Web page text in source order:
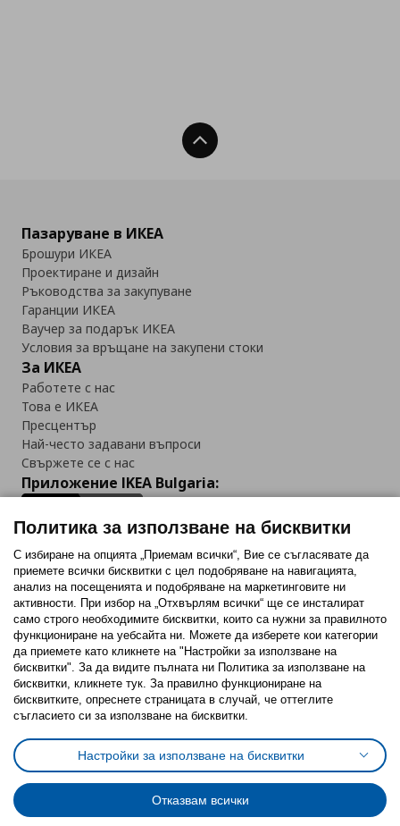
Нагоре
Пазаруване в ИКЕА
Брошури ИКЕА
Проектиране и дизайн
Ръководства за закупуване
Гаранции ИКЕА
Ваучер за подарък ИКЕА
Условия за връщане на закупени стоки
За ИКЕА
Работете с нас
Това е ИКЕА
Пресцентър
Най-често задавани въпроси
Свържете се с нас
Приложение IKEA Bulgaria:
Последвайте ни:
FacebookTwitterYoutubePinterestInstagram
Политика за използване на бисквитки (Cookies)
Избор на настройки за използване на бисквитки
Условия за ползване на ikea.bgОбща политика за личните данни
Политика за защита на личните данни на ikea.bg
Общи условия на програма IKEA Family
Политика за защита на лични данни на програма IKEA Family
Политика за използване на бисквитки
С избиране на опцията „Приемам всички“, Вие се съгласявате да
приемете всички бисквитки с цел подобряване на навигацията,
анализ на посещенията и подобряване на маркетинговите ни
активности. При избор на „Отхвърлям всички“ ще се инсталират
само строго необходимитe бисквитки, които са нужни за правилното
функциониране на уебсайта ни. Можете да изберете кои категории
да приемете като кликнете на "Настройки за използване на
бисквитки". За да видите пълната ни Политика за използване на
бисквитки, кликнете тук. За правилно функциониране на
бисквитките, опреснете страницата в случай, че оттеглите
съгласието си за използване на бисквитки.
Настройки за използване на бисквитки
Отказвам всички